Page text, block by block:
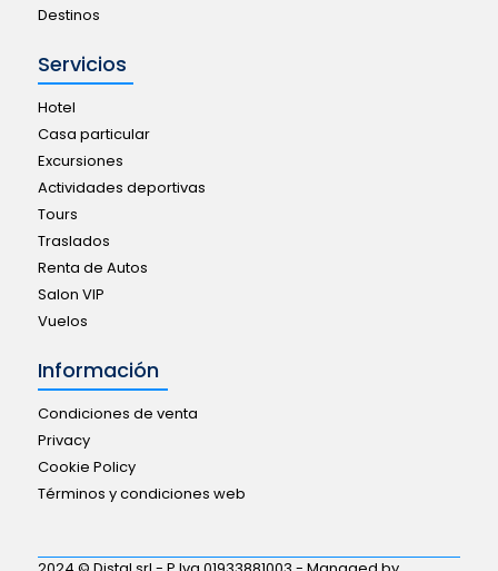
Destinos
Servicios
Hotel
Casa particular
Excursiones
Actividades deportivas
Tours
Traslados
Renta de Autos
Salon VIP
Vuelos
Información
Condiciones de venta
Privacy
Cookie Policy
Términos y condiciones web